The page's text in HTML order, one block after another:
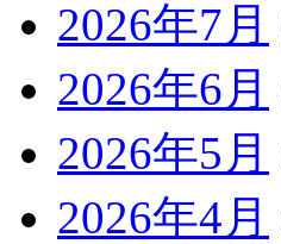
2026年7月
2026年6月
2026年5月
2026年4月